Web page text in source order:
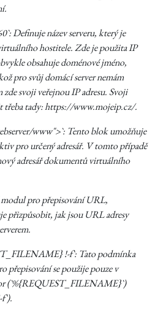
Definuje název serveru, který je
hostitele. Zde je použita IP
obsahuje doménové jméno,
pro svůj domácí server nemám
svoji veřejnou IP adresu. Svoji
třeba tady:https://www.mojeip.cz/.
www">`: Tento blok umožňuje
pro určený adresář. V tomto případě
adresář dokumentů virtuálního
pro přepisování URL,
přizpůsobit, jak jsou URL adresy
!-f`: Tato podmínka
přepisování se použije pouze v
(`%{REQUEST_FILENAME}`)